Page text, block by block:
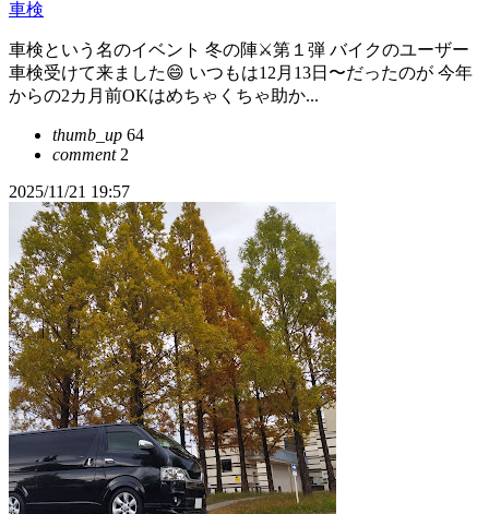
車検
車検という名のイベント 冬の陣⚔️第１弾 バイクのユーザー
車検受けて来ました😄 いつもは12月13日〜だったのが 今年
からの2カ月前OKはめちゃくちゃ助か...
thumb_up 64
comment2
2025/11/21 19:57